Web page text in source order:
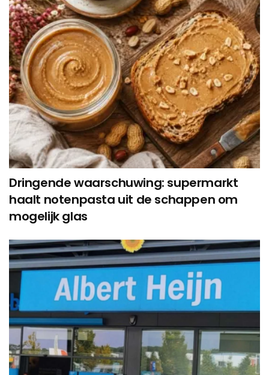
Dringende waarschuwing: supermarkt
haalt notenpasta uit de schappen om
mogelijk glas